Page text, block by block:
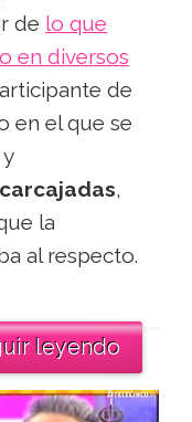
de lo que
en diversos
de
en el que se
,
la
al respecto.
leyendo